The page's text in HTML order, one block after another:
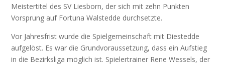
Meistertitel des SV Liesborn, der sich mit zehn Punkten
Vorsprung auf Fortuna Walstedde durchsetzte.
Vor Jahresfrist wurde die Spielgemeinschaft mit Diestedde
aufgelöst. Es war die Grundvoraussetzung, dass ein Aufstieg
in die Bezirksliga möglich ist. Spielertrainer Rene Wessels, der